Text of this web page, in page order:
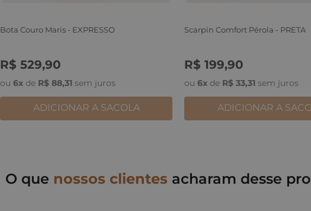
Bota Couro Maris - EXPRESSO
R$ 529,90
ou 6x de R$ 88,31 sem juros
36
ADICIONAR A SACOLA
Scarpin Comfort Pérola - PRETA
R$ 199,90
ou 6x de R$ 33,31 sem juros
36
ADICIONAR A
O que nossos clientes acharam desse